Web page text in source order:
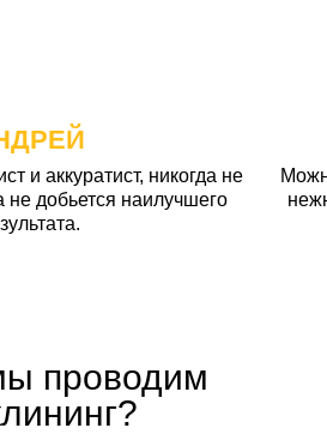
и аккуратист, никогда не
не добьется наилучшего
проводим